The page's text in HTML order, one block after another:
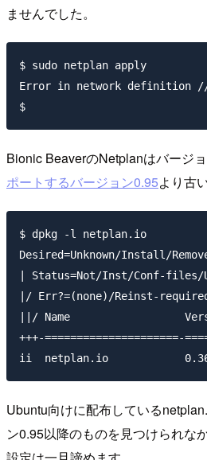
ませんでした。
$ sudo netplan apply
Error in network definition //
Bionic BeaverのNetplanはバージョ
ポートするバージョン0.95より古
$ dpkg -l netplan.io
Desired=Unknown/Install/
| Status=Not/Inst/Conf-files/
|/ Err?=(none)/Reinst-
||/ Name
+++-=====================-
Ubuntu向けに配布している
ン0.95以降のものを見つけられな